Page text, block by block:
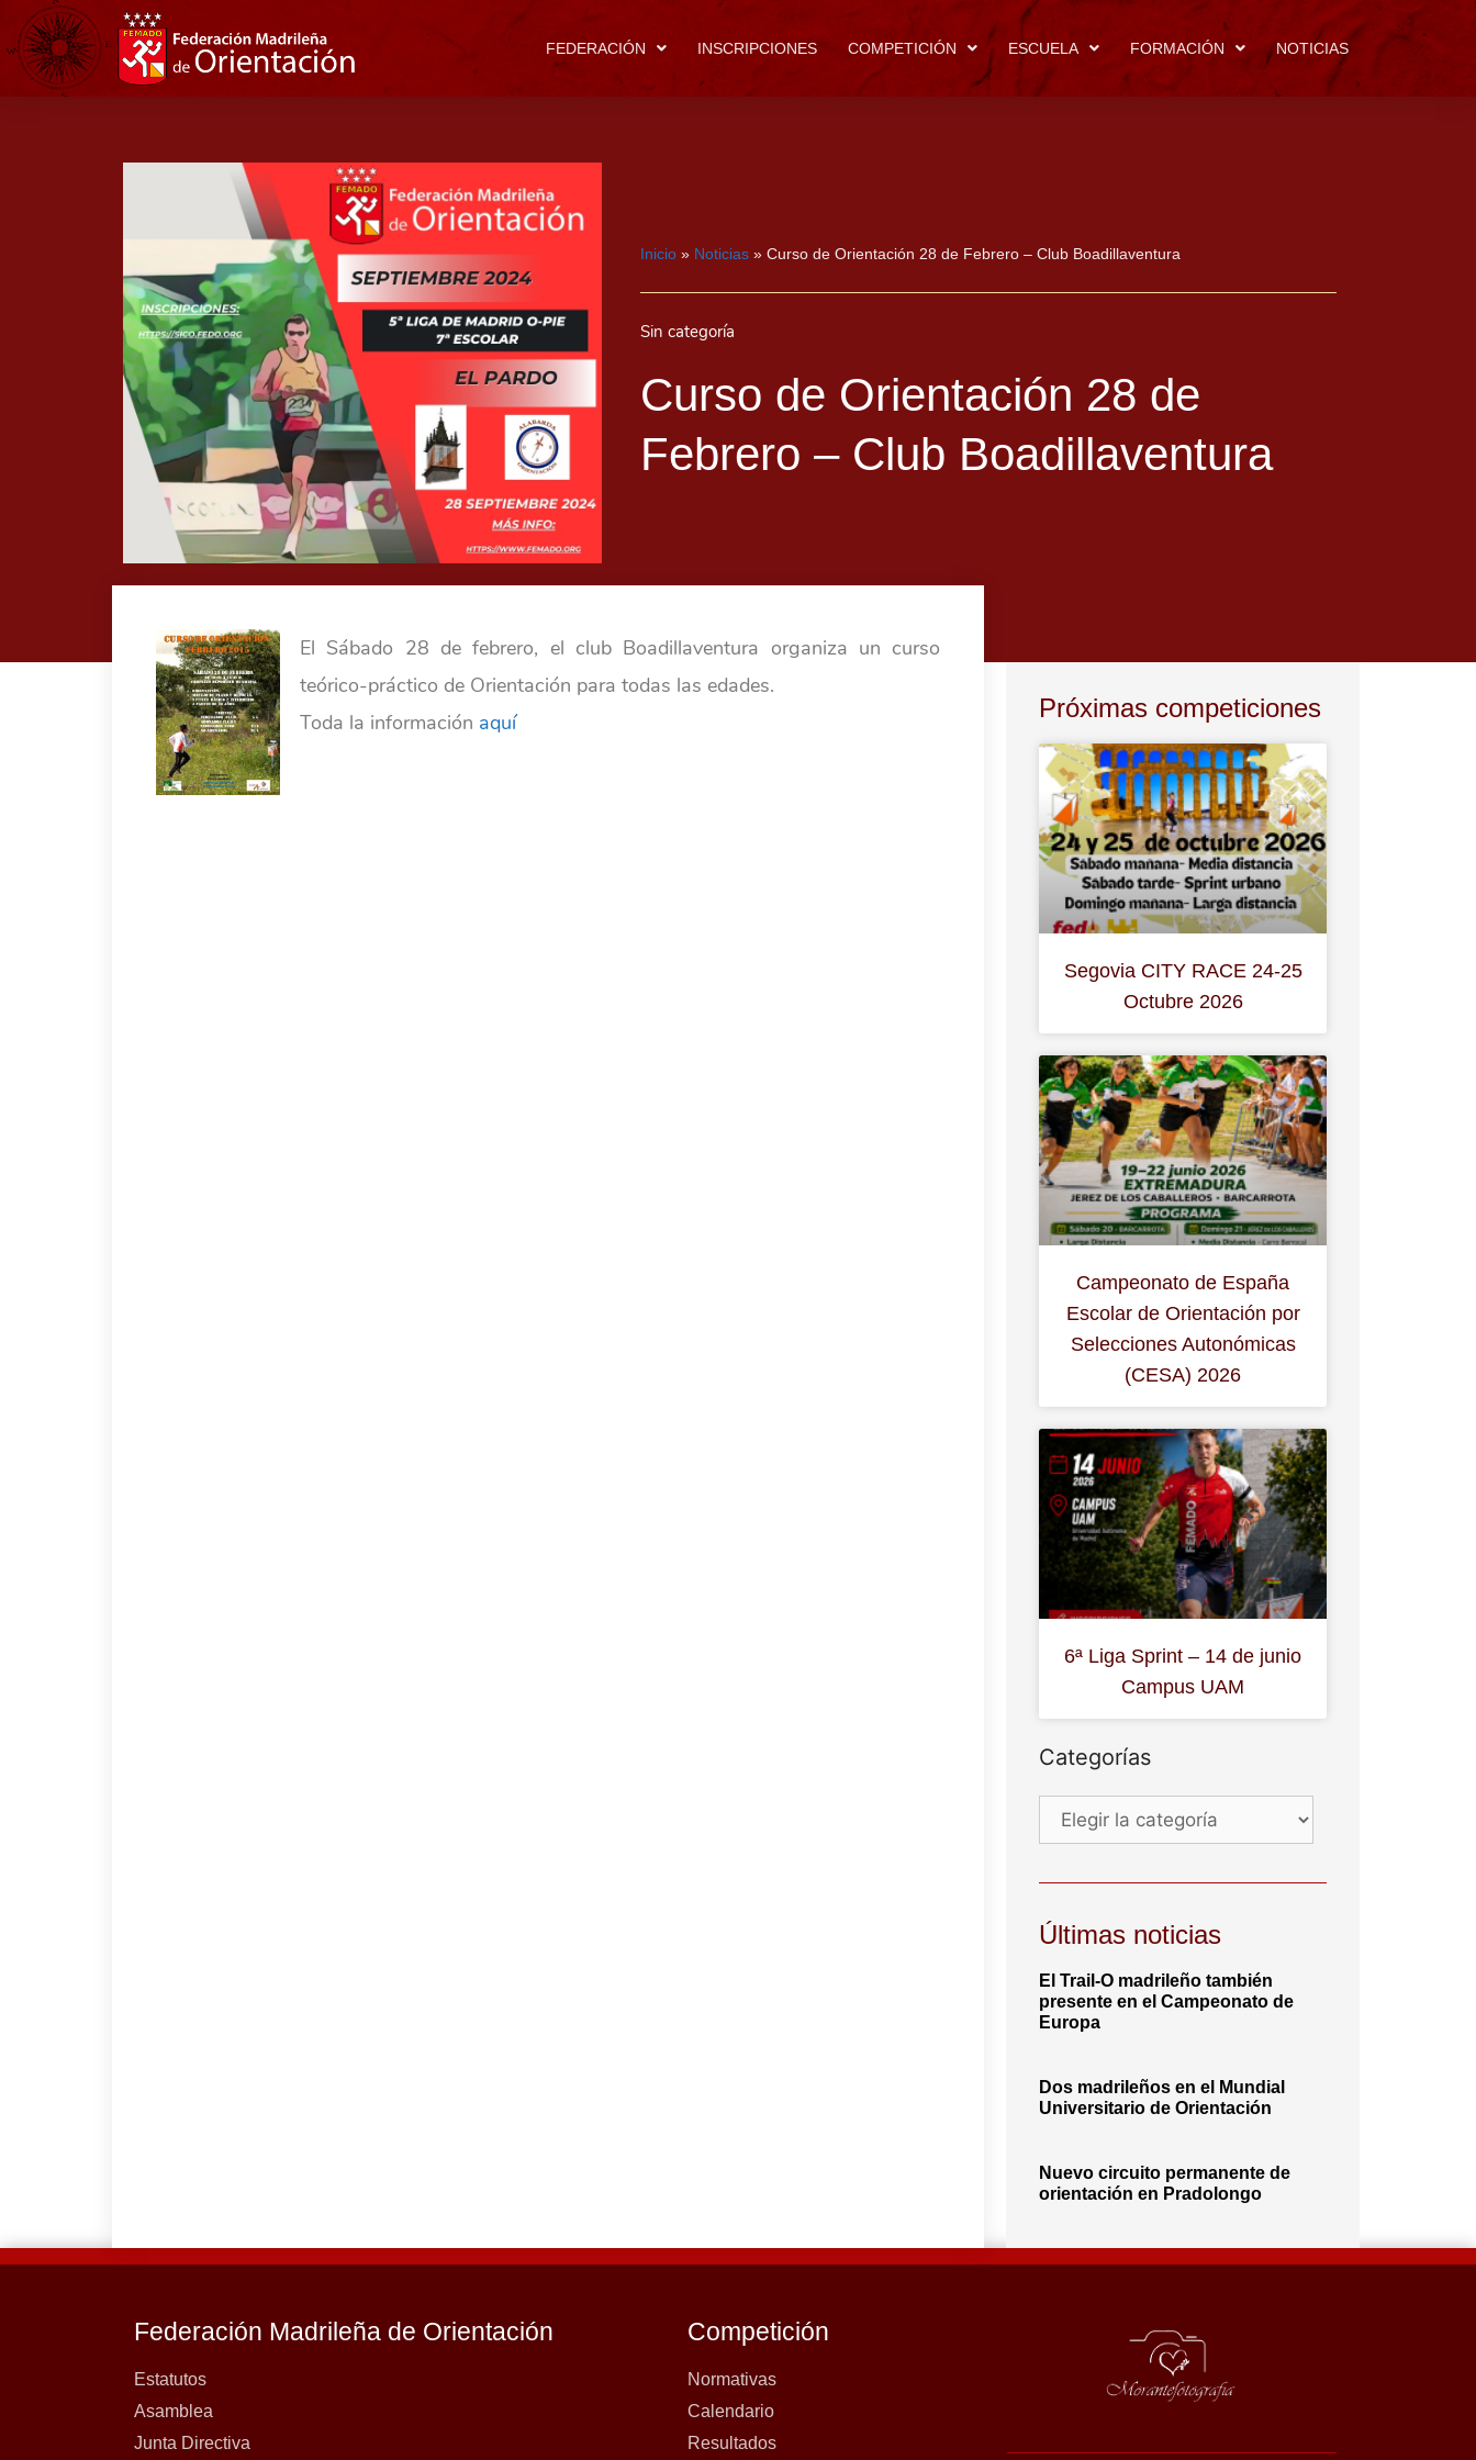
FEDERACIÓN INSCRIPCIONES COMPETICIÓN ESCUELA FORMACIÓN NOTICIAS
Inicio » Noticias » Curso de Orientación 28 de Febrero – Club Boadillaventura
Sin categoría
Curso de Orientación 28 de
Febrero – Club Boadillaventura
El Sábado 28 de febrero, el club Boadillaventura organiza un curso
teórico-práctico de Orientación para todas las edades.
Toda la información aquí Próximas competiciones
Segovia CITY RACE 24-25
Octubre 2026
Campeonato de España
Escolar de Orientación por
Selecciones Autonómicas
(CESA) 2026
6ª Liga Sprint – 14 de junio
Campus UAM
Categorías
Últimas noticias
El Trail-O madrileño también
presente en el Campeonato de
Europa
Dos madrileños en el Mundial
Universitario de Orientación
Nuevo circuito permanente de
orientación en Pradolongo
Federación Madrileña de Orientación
Estatutos
Asamblea
Junta Directiva
Competición
Normativas
Calendario
Resultados